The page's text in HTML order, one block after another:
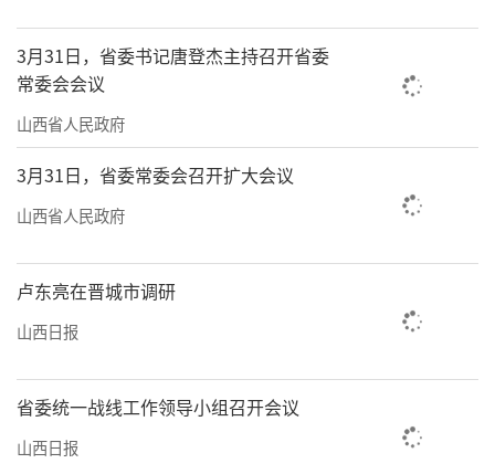
山西行动，加快经济社会发展全面绿色转型。
九是加大保障和改善民生力度。落实好促进城
乡居民增收各项政策举措，推进稳岗扩容提
质，加大以工代赈实施力度，着力促进就业增
收。强化“一老一小”保障服务，深入开展生
加强教育、医疗、社保等普惠性基础性兜底性
民生建设，用心用情用力为人民群众多办实
事。十是牢牢守住安全稳定底线。积极稳妥化
解房地产、地方政府债务、中小金融机构等重
点领域风险，毫不放松抓好安全生产，统筹做
好防灾减灾救灾工作，深化社会治安整体防控
3月31日，省委书记唐登杰主持召开省委
常委会会议
山西省人民政府
3月31日，省委常委会召开扩大会议
山西省人民政府
卢东亮在晋城市调研
山西日报
省委统一战线工作领导小组召开会议
山西日报